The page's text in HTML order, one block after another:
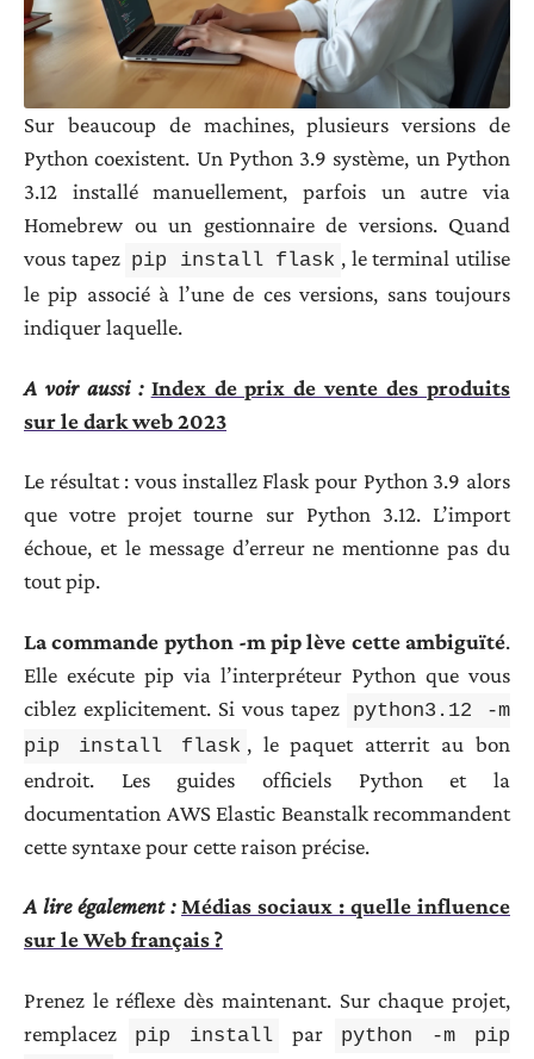
Sur beaucoup de machines, plusieurs versions de
Python coexistent. Un Python 3.9 système, un Python
3.12 installé manuellement, parfois un autre via
Homebrew ou un gestionnaire de versions. Quand
vous tapez pip install flask , le terminal utilise
le pip associé à l’une de ces versions, sans toujours
indiquer laquelle.
A voir aussi : Index de prix de vente des produits
sur le dark web 2023
Le résultat : vous installez Flask pour Python 3.9 alors
que votre projet tourne sur Python 3.12. L’import
échoue, et le message d’erreur ne mentionne pas du
tout pip.
La commande python -m pip lève cette ambiguïté.
Elle exécute pip via l’interpréteur Python que vous
ciblez explicitement. Si vous tapez
python3.12 -m
pip install flask , le paquet atterrit au bon
endroit. Les guides officiels Python et la
documentation AWS Elastic Beanstalk recommandent
cette syntaxe pour cette raison précise.
A lire également : Médias sociaux : quelle influence
sur le Web français ?
Prenez le réflexe dès maintenant. Sur chaque projet,
remplacez
pip install par python -m pip